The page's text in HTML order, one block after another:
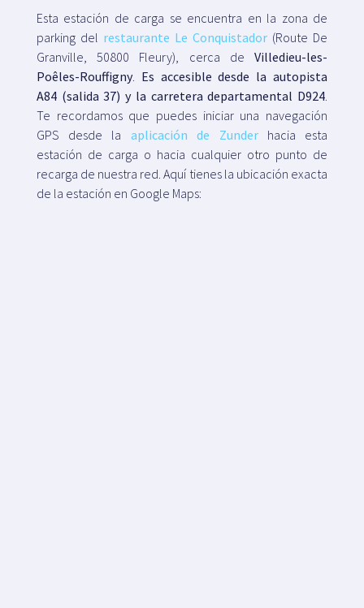
Esta estación de carga se encuentra en la zona de
parking del restaurante Le Conquistador (Route De
Granville, 50800 Fleury), cerca deVilledieu-les-
Poêles-Rouffigny. Es accesible desde la autopista
A84 (salida 37) y la carretera departamental D924.
Te recordamos que puedes iniciar una navegación
GPS desde la aplicación de Zunderhacia esta
estación de carga o hacia cualquier otro punto de
recarga de nuestra red. Aquí tienes la ubicación exacta
de la estación en Google Maps: